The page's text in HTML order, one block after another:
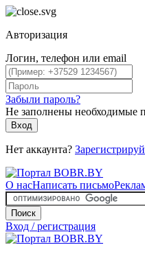
Авторизация
Логин, телефон или email
Забыли пароль?
Не заполнены необходимые
Вход
Нет аккаунта?
О насНаписать письмо
Поиск
Вход / регистрация